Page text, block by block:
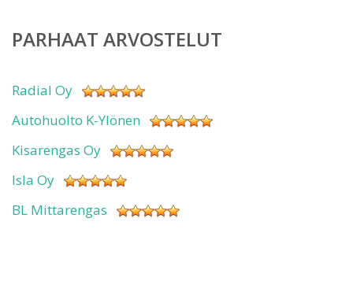
PARHAAT ARVOSTELUT
Radial Oy
Autohuolto K-Ylönen
Kisarengas Oy
Isla Oy
BL Mittarengas